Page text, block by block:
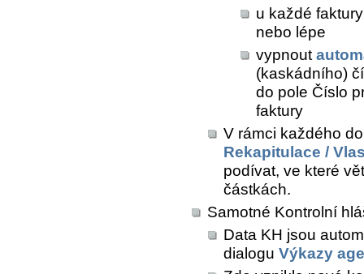
u každé
nebo lépe
vypnout
(kaskádního)
do pole Číslo
faktury
V rámci každého
Rekapitulace /
podívat, ve které
částkách.
Samotné Kontrolní
Data KH jsou
dialogu Výkazy